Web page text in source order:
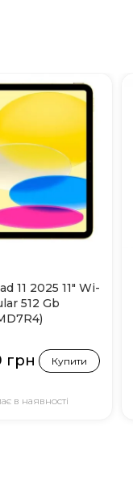
11 2025 11" Wi-
512 Gb
грн Купити
в наявності